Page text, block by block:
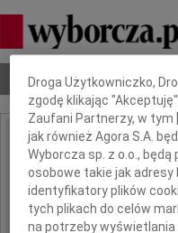
Nekrologi Odeszli
IMIĘ I NAZWISKO:
REGION: Kraków
DATA EMISJI:
Dbamy o Twoją
Droga Użytkowniczko,
zgodę klikając
Zaufani Partnerzy, w tym
jak również Agora S.A.
Wyborcza sp. z o.o.,
osobowe takie jak adresy
identyfikatory plików
tych plikach do celów
na potrzeby